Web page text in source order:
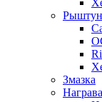
Змазка